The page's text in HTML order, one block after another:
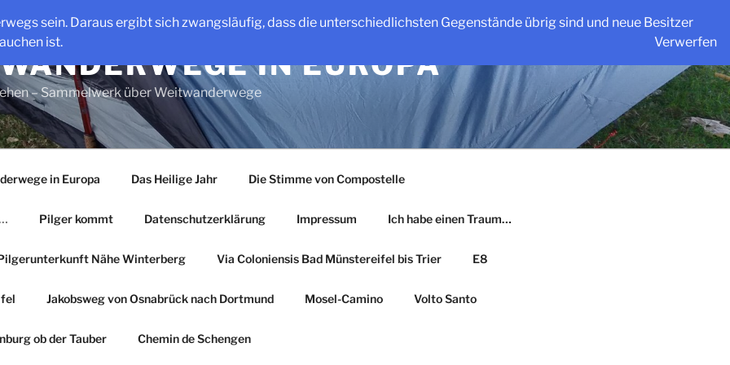
sein. Daraus ergibt sich zwangsläufig, dass die unterschiedlichsten Gegenstände übrig sind und neue Besitzer
ist.
Verwerfen
IN EUROPA
– Sammelwerk über Weitwanderwege
in Europa Das Heilige Jahr Die Stimme von Compostelle
Pilger kommt Datenschutzerklärung Impressum Ich habe einen Traum…
Nähe Winterberg Via Coloniensis Bad Münstereifel bis Trier E8
Jakobsweg von Osnabrück nach Dortmund Mosel-Camino Volto Santo
ob der Tauber Chemin de Schengen